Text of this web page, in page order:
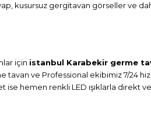
kusursuz gergitavan görseller ve
için istanbul Karabekir germe
tavan ve Professional ekibimiz 7/24
hemen renkli LED ışıklarla direkt